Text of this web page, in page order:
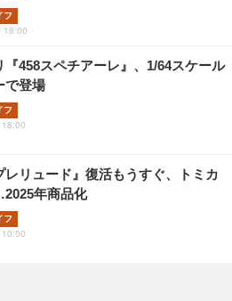
フ
18:00
『458スペチアーレ』、1/64スケール
で登場
フ
レリュード』復活もうすぐ、トミカ
年商品化
フ